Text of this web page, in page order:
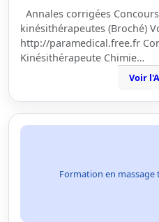
Annales corrigées
kinésithérapeutes (Broché)
http://paramedical.free.fr
Kinésithérapeute Chimie…
Voir
Formation en